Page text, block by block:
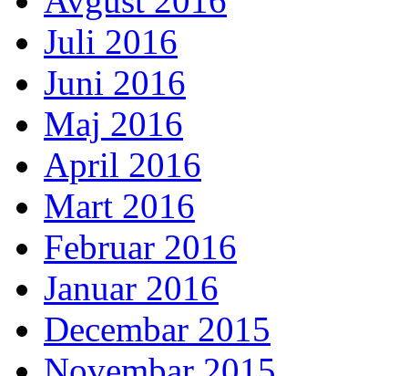
Juli 2016
Juni 2016
Maj 2016
April 2016
Mart 2016
Februar 2016
Januar 2016
Decembar 2015